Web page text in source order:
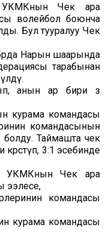
Чек ара
волейбол боюнча
Бул тууралуу Чек
Нарын шаарында
тарабынан
анын ар бири өз
курама командасы
командасынын
Таймашта чек
3:1 эсебинде
УКМКнын Чек ара
ээлесе,
командасы
курама командасы